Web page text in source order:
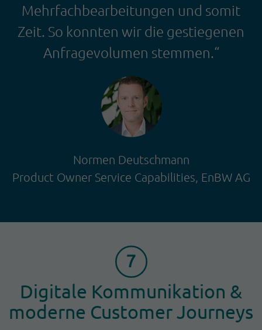
Mehrfachbearbeitungen und somit
Zeit. So konnten wir die gestiegenen
Anfragevolumen stemmen.“
Normen Deutschmann
Product Owner Service Capabilities, EnBW AG
Digitale Kommunikation &
moderne Customer Journeys